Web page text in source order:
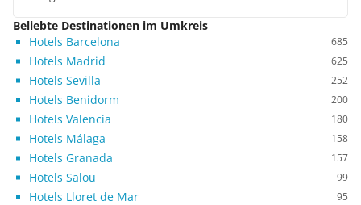
Beliebte Destinationen im Umkreis
Hotels Barcelona
685
Hotels Madrid 625
Hotels Sevilla 252
Hotels Benidorm 200
Hotels Valencia 180
Hotels Málaga 158
Hotels Granada 157
Hotels Salou 99
Hotels Lloret de Mar 95